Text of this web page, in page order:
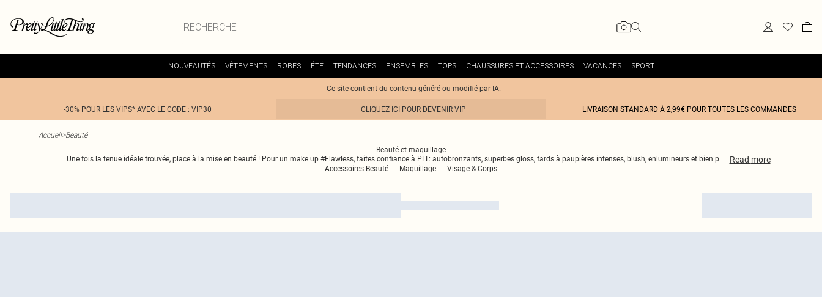
NOUVEAUTÉS VÊTEMENTS ROBES ÉTÉ TENDANCES ENSEMBLES TOPS CHAUSSURES ET ACCESSOIRES VACANCES SPORT
Ce site contient du contenu généré ou modifié par IA.
-30% POUR LES VIPS* AVEC LE CODE : VIP30 CLIQUEZ ICI POUR DEVENIR VIP LIVRAISON STANDARD À 2,99€ POUR TOUTES LES COMMANDES
Accueil>Beauté
Beauté et maquillage
Une fois la tenue idéale trouvée, place à la mise en beauté ! Pour un make up #Flawless, faites confiance à PLT: autobronzants, superbes gloss, fards à paupières intenses, blush, enlumineurs et bien p... Read more
Accessoires Beauté Maquillage Visage & Corps